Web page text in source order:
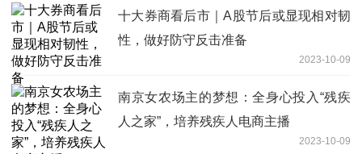
十大券商看后市｜A股节后或显现相对韧
性，做好防守反击准备
2023-10-09
南京女农场主的梦想：全身心投入“残疾
人之家”，培养残疾人电商主播
2023-10-09